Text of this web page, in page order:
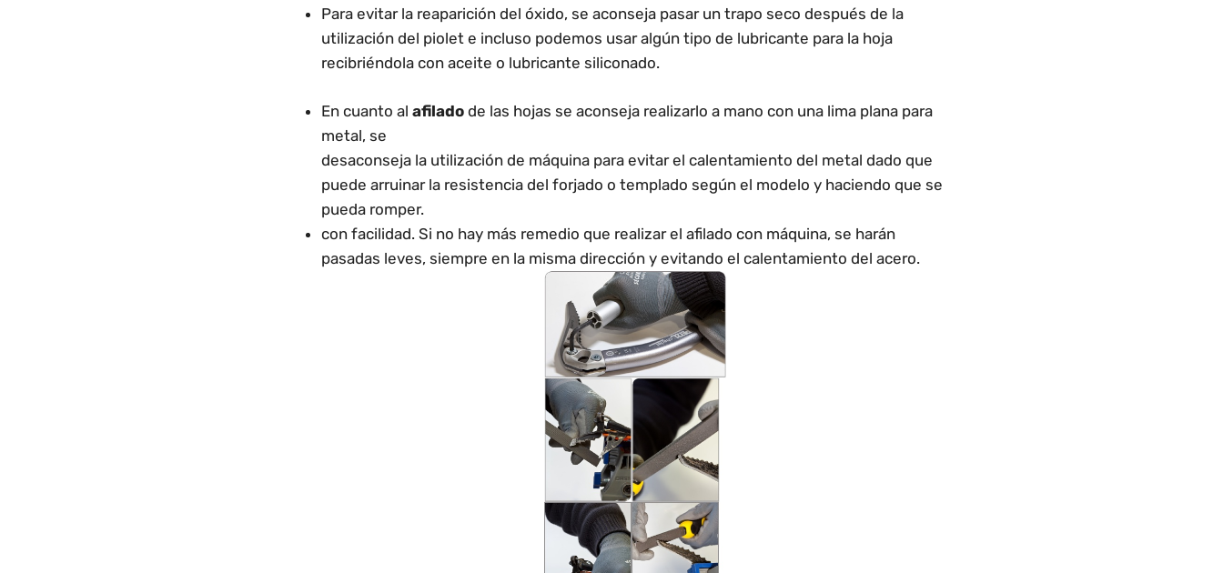
Para evitar la reaparición del óxido, se aconseja pasar un trapo seco después de la
utilización del piolet e incluso podemos usar algún tipo de lubricante para la hoja
recibriéndola con aceite o lubricante siliconado.
En cuanto al afilado de las hojas se aconseja realizarlo a mano con una lima plana para
metal, se
desaconseja la utilización de máquina para evitar el calentamiento del metal dado que
puede arruinar la resistencia del forjado o templado según el modelo y haciendo que se
pueda romper.
con facilidad. Si no hay más remedio que realizar el afilado con máquina, se harán
pasadas leves, siempre en la misma dirección y evitando el calentamiento del acero.